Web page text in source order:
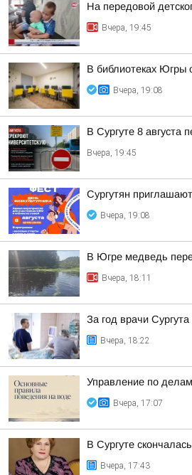
На передовой
Вчера, 19:45
В библиотеках Югры
Вчера, 19:08
В Сургуте 8 августа
Вчера, 19:45
Сургутян
Вчера, 19:08
В Югре медведь
Вчера, 18:11
За год врачи
Вчера, 18:22
Управление по
Вчера, 17:07
В Сургуте
Вчера, 17:43